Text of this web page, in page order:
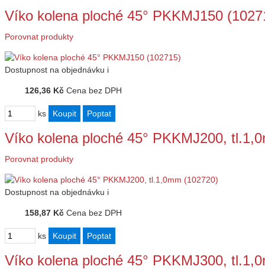
Víko kolena ploché 45° PKKMJ150
Porovnat produkty
Dostupnost na objednávku i
126,36 Kč Cena bez DPH
ks
Víko kolena ploché 45° PKKMJ200,
Porovnat produkty
Dostupnost na objednávku i
158,87 Kč Cena bez DPH
ks
Víko kolena ploché 45° PKKMJ300,